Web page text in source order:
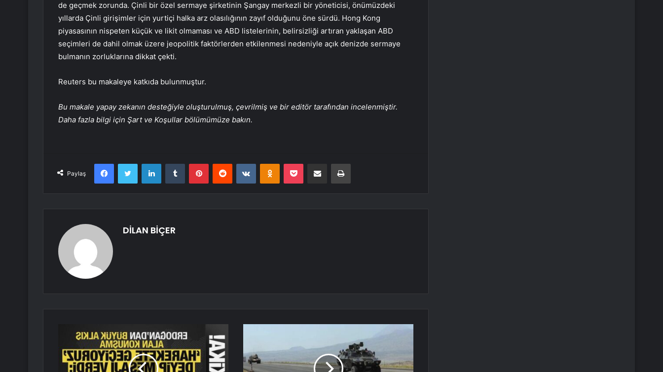
de geçmek zorunda. Çinli bir özel sermaye şirketinin Şangay merkezli bir yöneticisi, önümüzdeki
yıllarda Çinli girişimler için yurtiçi halka arz olasılığının zayıf olduğunu öne sürdü. Hong Kong
piyasasının nispeten küçük ve likit olmaması ve ABD listelerinin, belirsizliği artıran yaklaşan ABD
seçimleri de dahil olmak üzere jeopolitik faktörlerden etkilenmesi nedeniyle açık denizde sermaye
bulmanın zorluklarına dikkat çekti.
Reuters bu makaleye katkıda bulunmuştur.
Bu makale yapay zekanın desteğiyle oluşturulmuş, çevrilmiş ve bir editör tarafından incelenmiştir.
Daha fazla bilgi için Şart ve Koşullar bölümümüze bakın.
Paylaş
FacebookTwitter LinkedInTumblr PinterestReddit VKontakteOdnoklassniki
Pocket E-Posta ile paylaş Yazdır
DİLAN BİÇER